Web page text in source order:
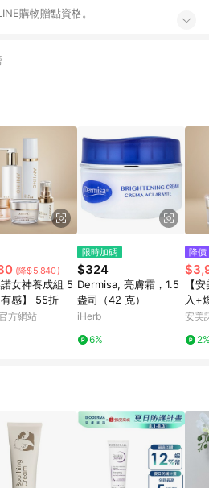
購物贈點資格。
(降$5,840)
諾女神養成組 5
感】 55折
方網站
限時加碼
$324
Dermisa, 亮膚霜，1.5
盎司（42 克）
iHerb
6%
降價
【
入+
9折
安美